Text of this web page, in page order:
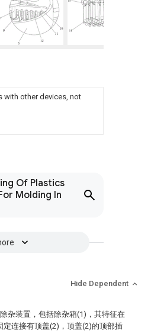
with other devices, not
Of Plastics
Molding In
Hide Dependent
杂装置，包括除杂箱(1)，其特征在
定连接有顶盖(2)，顶盖(2)的顶部插